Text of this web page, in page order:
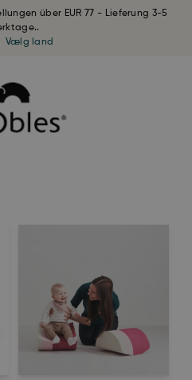
über EUR 77 - Lieferung 3-5
Vælg land